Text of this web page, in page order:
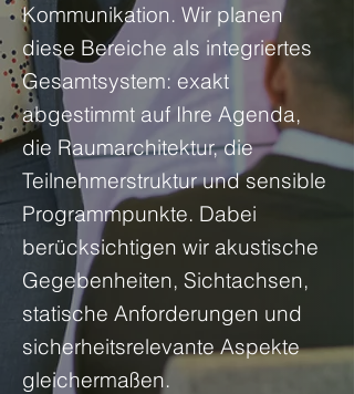
Kommunikation. Wir planen
diese Bereiche als integriertes
Gesamtsystem: exakt
abgestimmt auf Ihre Agenda,
die Raumarchitektur, die
Teilnehmerstruktur und sensible
Programmpunkte. Dabei
berücksichtigen wir akustische
Gegebenheiten, Sichtachsen,
statische Anforderungen und
sicherheitsrelevante Aspekte
gleichermaßen.